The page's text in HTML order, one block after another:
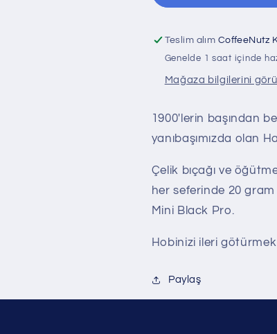
Teslim alım CoffeeNutz
Genelde 1 saat içinde
Mağaza bilgilerini
1900'lerin başından
yanıbaşımızda olan
Çelik bıçağı ve
her seferinde 20
Mini Black Pro.
Hobinizi ileri
Paylaş